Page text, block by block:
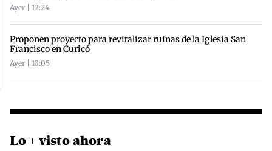
Ayer | 12:24
Proponen proyecto para revitalizar ruinas de la Iglesia San
Francisco en Curicó
Ayer | 10:05
Lo + visto ahora